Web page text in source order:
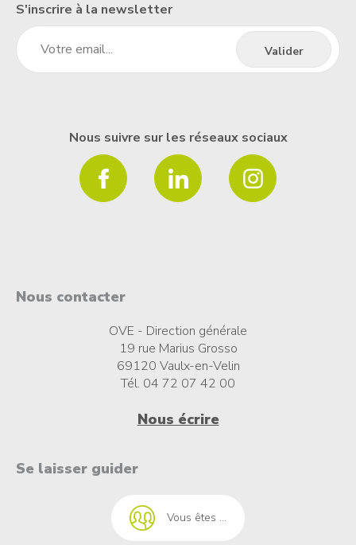
S'inscrire à la newsletter
Nous suivre sur les réseaux sociaux
Nous contacter
OVE - Direction générale
19 rue Marius Grosso
69120 Vaulx-en-Velin
Tél. 04 72 07 42 00
Nous écrire
Se laisser guider
Vous êtes ...